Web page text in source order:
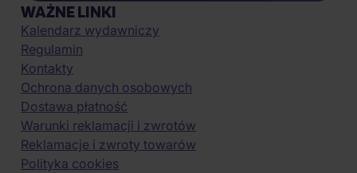
WAŻNE LINKI
Kalendarz wydawniczy
Regulamin
Kontakty
Ochrona danych osobowych
Dostawa płatność
Warunki reklamacji i zwrotów
Reklamacje i zwroty towarów
Polityka cookies